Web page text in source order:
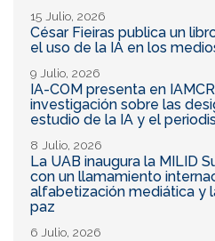
15 Julio, 2026
César Fieiras publica un
el uso de la IA en los
9 Julio, 2026
IA-COM presenta en
investigación sobre las
estudio de la IA y el
8 Julio, 2026
La UAB inaugura la MILID
con un llamamiento
alfabetización mediática y
paz
6 Julio, 2026